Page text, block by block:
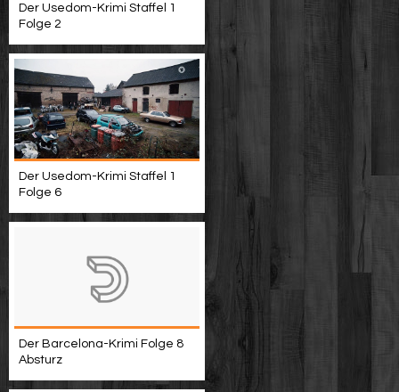
Der Usedom-Krimi Staffel 1
Folge 2
Der Usedom-Krimi Staffel 1
Folge 6
Der Barcelona-Krimi Folge 8
Absturz